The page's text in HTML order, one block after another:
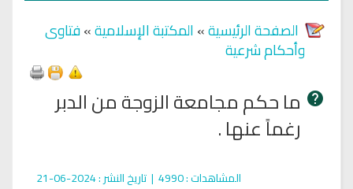
الصفحة الرئيسية»المكتبة الإسلامية»فتاوى
وأحكام شرعية
ما حكم مجامعة الزوجة من الدبر
رغماً عنها .
المشاهدات: 4990 | تاريخ النشر: 2024-06-21